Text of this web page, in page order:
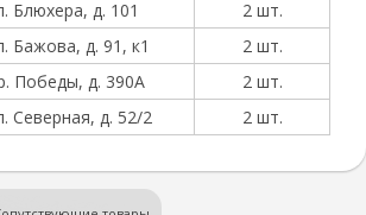
Блюхера, д. 101
2 шт.
Бажова, д. 91, к1
2 шт.
Победы, д. 390А
2 шт.
Северная, д. 52/2
2 шт.